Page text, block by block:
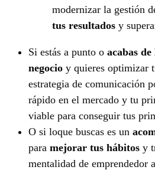
modernizar la gestión
tus resultados y
Si estás a punto o acabas
negocio y quieres optimizar
estrategia de comunicación
rápido en el mercado y tu
viable para conseguir tus
O si loque buscas es un
para mejorar tus hábitos y
mentalidad de emprendedor